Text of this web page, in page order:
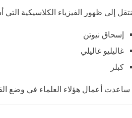
إلى ظهور الفيزياء الكلاسيكية
إسحاق نيوتن
غاليليو غاليلي
كبلر
أعمال هؤلاء العلماء في وضع